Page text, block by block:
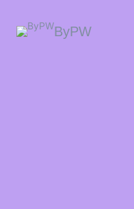
ByPW